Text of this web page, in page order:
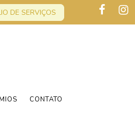
DE SERVIÇOS
CONTATO